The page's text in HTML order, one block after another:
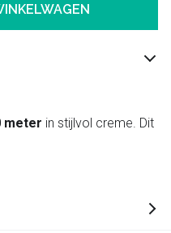
meter in stijlvol creme. Dit